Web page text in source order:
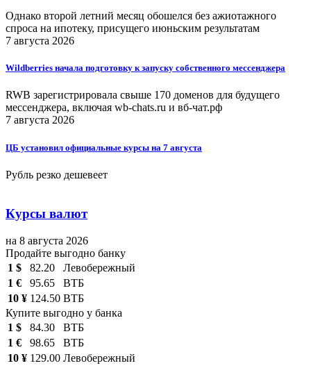
Однако второй летний месяц обошелся без ажиотажного
спроса на ипотеку, присущего июньским результатам
7 августа 2026
Wildberries начала подготовку к запуску собственного мессенджера
RWB зарегистрировала свыше 170 доменов для будущего
мессенджера, включая wb-chats.ru и вб-чат.рф
7 августа 2026
ЦБ установил официальные курсы на 7 августа
Рубль резко дешевеет
Курсы валют
на 8 августа 2026
Продайте выгодно банку
1 $
82.20
Левобережный
1 €
95.65
ВТБ
10 ¥ 124.50 ВТБ
Купите выгодно у банка
1 $
84.30
ВТБ
1 €
98.65
ВТБ
10 ¥ 129.00 Левобережный